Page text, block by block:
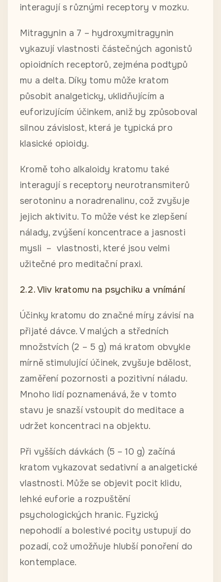
interagují s různými receptory v mozku.
Mitragynin a 7 – hydroxymitragynin
vykazují vlastnosti částečných agonistů
opioidních receptorů, zejména podtypů
mu a delta. Díky tomu může kratom
působit analgeticky, uklidňujícím a
euforizujícím účinkem, aniž by způsoboval
silnou závislost, která je typická pro
klasické opioidy.
Kromě toho alkaloidy kratomu také
interagují s receptory neurotransmiterů
serotoninu a noradrenalinu, což zvyšuje
jejich aktivitu. To může vést ke zlepšení
nálady, zvýšení koncentrace a jasnosti
mysli – vlastnosti, které jsou velmi
užitečné pro meditační praxi.
2.2. Vliv kratomu na psychiku a vnímání
Účinky kratomu do značné míry závisí na
přijaté dávce. V malých a středních
množstvích (2 – 5 g) má kratom obvykle
mírně stimulující účinek, zvyšuje bdělost,
zaměření pozornosti a pozitivní náladu.
Mnoho lidí poznamenává, že v tomto
stavu je snazší vstoupit do meditace a
udržet koncentraci na objektu.
Při vyšších dávkách (5 – 10 g) začíná
kratom vykazovat sedativní a analgetické
vlastnosti. Může se objevit pocit klidu,
lehké euforie a rozpuštění
psychologických hranic. Fyzický
nepohodlí a bolestivé pocity ustupují do
pozadí, což umožňuje hlubší ponoření do
kontemplace.